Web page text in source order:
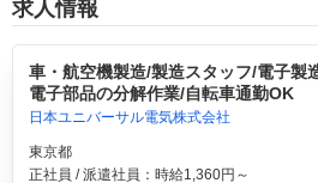
求人情報
車・航空機製造/製造スタッフ/電子製
電子部品の分解作業/自転車通勤OK
日本ユニバーサル電気株式会社
東京都
正社員 / 派遣社員：時給1,360円～